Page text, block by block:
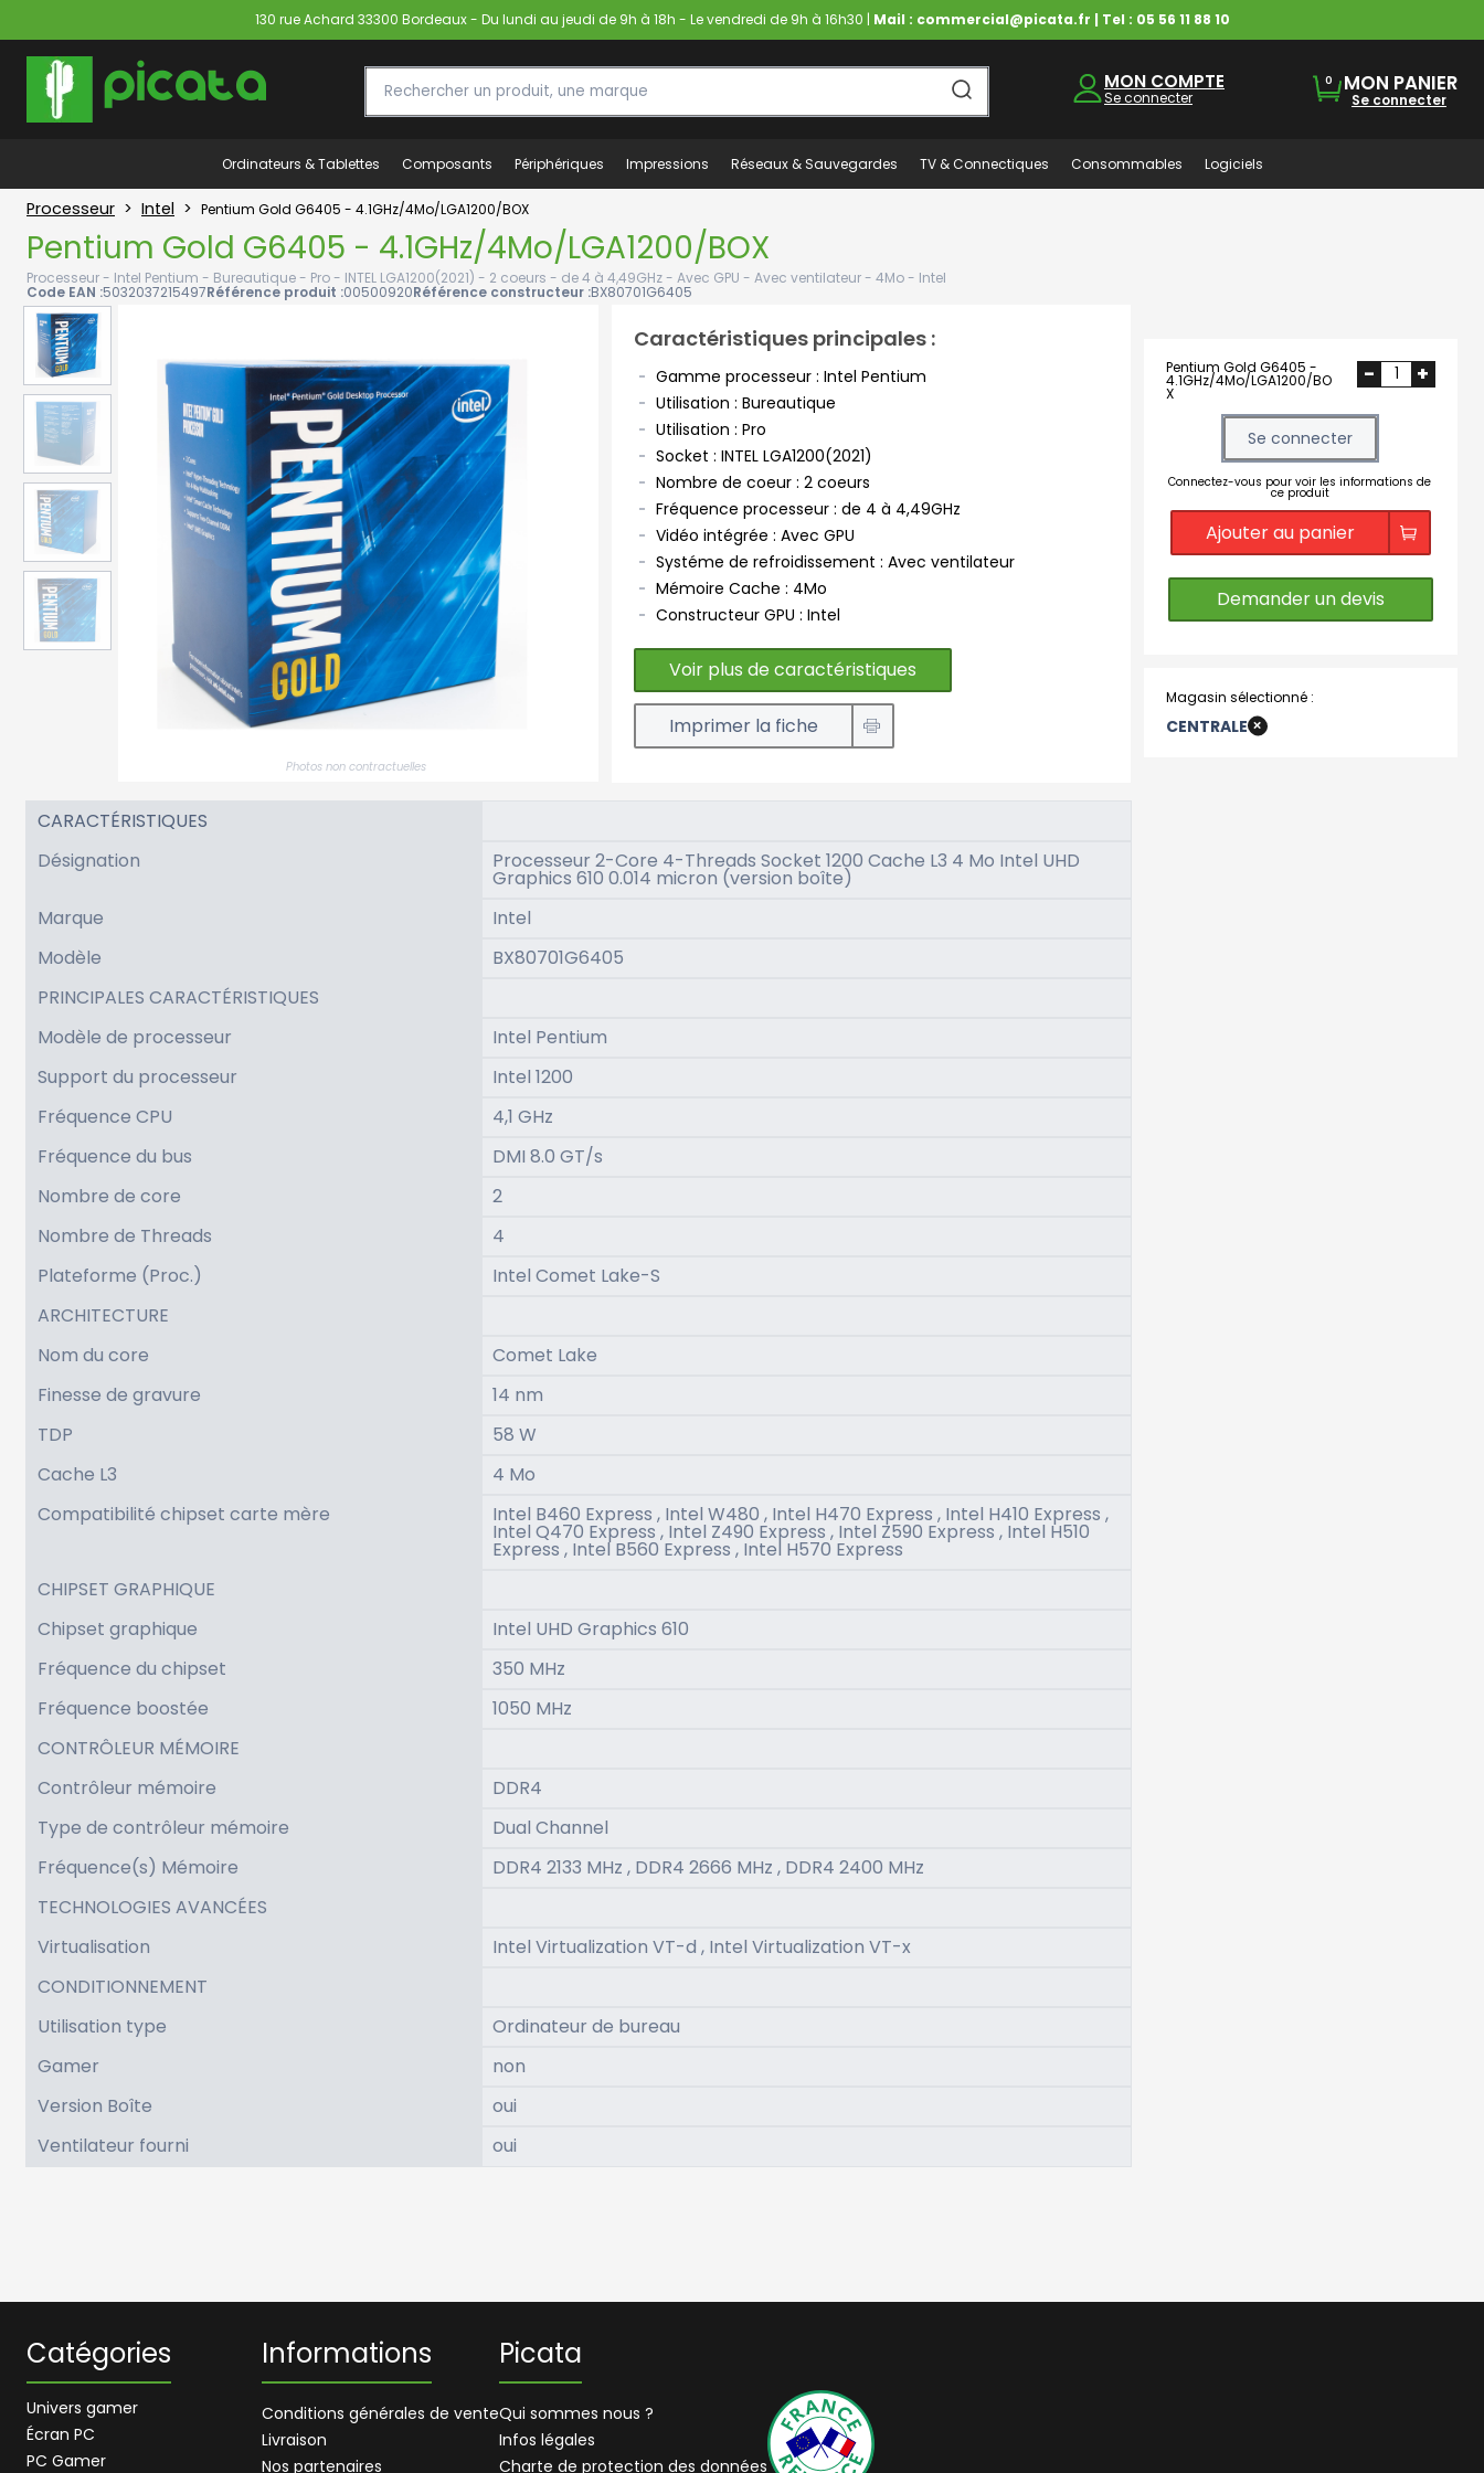
130 rue Achard 33300 Bordeaux - Du lundi au jeudi de 9h à 18h - Le vendredi de 9h à 16h30 | Mail : commercial@picata.fr | Tel : 05 56 11 88 10
MON COMPTE
Se connecter
0 MON PANIER
Se connecter
Ordinateurs & Tablettes Composants Périphériques Impressions Réseaux & Sauvegardes TV & Connectiques Consommables Logiciels
Processeur > Intel > Pentium Gold G6405 - 4.1GHz/4Mo/LGA1200/BOX
Pentium Gold G6405 - 4.1GHz/4Mo/LGA1200/BOX
Processeur - Intel Pentium - Bureautique - Pro - INTEL LGA1200(2021) - 2 coeurs - de 4 à 4,49GHz - Avec GPU - Avec ventilateur - 4Mo - Intel
Code EAN :5032037215497Référence produit :00500920Référence constructeur :BX80701G6405
Photos non contractuelles
Caractéristiques principales :
Gamme processeur : Intel Pentium
Utilisation : Bureautique
Utilisation : Pro
Socket : INTEL LGA1200(2021)
Nombre de coeur : 2 coeurs
Fréquence processeur : de 4 à 4,49GHz
Vidéo intégrée : Avec GPU
Systéme de refroidissement : Avec ventilateur
Mémoire Cache : 4Mo
Constructeur GPU : Intel
Voir plus de caractéristiques
Imprimer la fiche
CARACTÉRISTIQUES
Désignation
Processeur 2-Core 4-Threads Socket 1200 Cache L3 4 Mo Intel UHD
Graphics 610 0.014 micron (version boîte)
Marque
Intel
Modèle
BX80701G6405
PRINCIPALES CARACTÉRISTIQUES
Modèle de processeur
Intel Pentium
Support du processeur
Intel 1200
Fréquence CPU
4,1 GHz
Fréquence du bus
DMI 8.0 GT/s
Nombre de core
2
Nombre de Threads
4
Plateforme (Proc.)
Intel Comet Lake-S
ARCHITECTURE
Nom du core
Comet Lake
Finesse de gravure
14 nm
TDP
58 W
Cache L3
4 Mo
Compatibilité chipset carte mère
Intel B460 Express , Intel W480 , Intel H470 Express , Intel H410 Express ,
Intel Q470 Express , Intel Z490 Express , Intel Z590 Express , Intel H510
Express , Intel B560 Express , Intel H570 Express
CHIPSET GRAPHIQUE
Chipset graphique
Intel UHD Graphics 610
Fréquence du chipset
350 MHz
Fréquence boostée
1050 MHz
CONTRÔLEUR MÉMOIRE
Contrôleur mémoire
DDR4
Type de contrôleur mémoire
Dual Channel
Fréquence(s) Mémoire
DDR4 2133 MHz , DDR4 2666 MHz , DDR4 2400 MHz
TECHNOLOGIES AVANCÉES
Virtualisation
Intel Virtualization VT-d , Intel Virtualization VT-x
CONDITIONNEMENT
Utilisation type
Ordinateur de bureau
Gamer
non
Version Boîte
oui
Ventilateur fourni
oui
Pentium Gold G6405 -
4.1GHz/4Mo/LGA1200/BO
X
- +
Se connecter
Connectez-vous pour voir les informations de
ce produit
Ajouter au panier
Demander un devis
Magasin sélectionné :
CENTRALE+
Catégories
Univers gamer
Écran PC
PC Gamer
Informations
Conditions générales de vente
Livraison
Nos partenaires
Picata
Qui sommes nous ?
Infos légales
Charte de protection des données